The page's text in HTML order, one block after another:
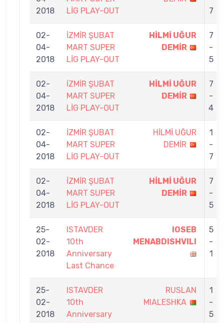
2018
LİG PLAY-OUT
7
02-
04-
2018
İZMİR ŞUBAT
MART SUPER
LİG PLAY-OUT
HİLMİ UĞUR
DEMİR
7
-
5
02-
04-
2018
İZMİR ŞUBAT
MART SUPER
LİG PLAY-OUT
HİLMİ UĞUR
DEMİR
7
-
4
02-
04-
2018
İZMİR ŞUBAT
MART SUPER
LİG PLAY-OUT
HİLMİ UĞUR
DEMİR
1
-
7
02-
04-
2018
İZMİR ŞUBAT
MART SUPER
LİG PLAY-OUT
HİLMİ UĞUR
DEMİR
7
-
5
25-
02-
2018
ISTAVDER
10th
Anniversary
Last Chance
IOSEB
MENABDISHVILI
5
-
1
25-
02-
2018
ISTAVDER
10th
Anniversary
RUSLAN
MIALESHKA
1
-
5